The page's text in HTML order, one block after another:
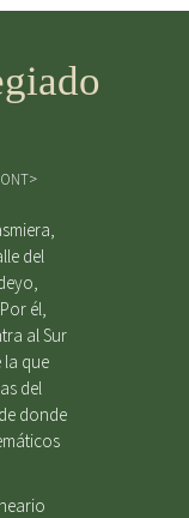
del
él,
al Sur
la que
del
donde